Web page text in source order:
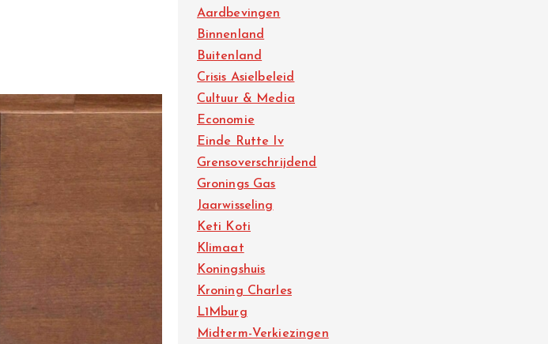
Aardbevingen
Binnenland
Buitenland
Crisis Asielbeleid
Cultuur & Media
Economie
Einde Rutte Iv
Grensoverschrijdend
Gronings Gas
Jaarwisseling
Keti Koti
Klimaat
Koningshuis
Kroning Charles
L1Mburg
Midterm-Verkiezingen